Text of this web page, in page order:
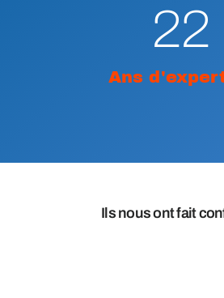
Ans
22
Ils nous ont fait